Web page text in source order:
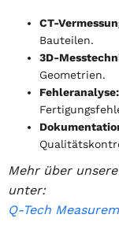
CT-
Bauteilen.
3D-
Geometrien.
Fehleranalyse:
Mehr über
unter:
Q-Tech